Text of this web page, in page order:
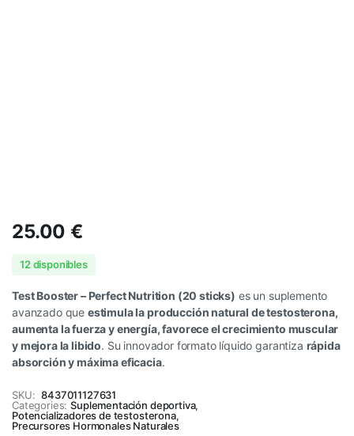
25.00€
12 disponibles
Test Booster – Perfect Nutrition (20 sticks) es un suplemento
avanzado que estimula la producción natural de testosterona,
aumenta la fuerza y energía, favorece el crecimiento muscular
y mejora la libido. Su innovador formato líquido garantiza rápida
absorción y máxima eficacia.
SKU: 8437011127631
Categories: Suplementación deportiva,
Potencializadores de testosterona,
Precursores Hormonales Naturales